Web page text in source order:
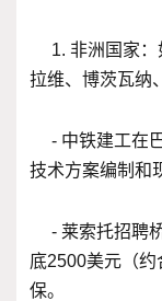
1. 非洲国家
拉维、博茨瓦纳
- 中铁建工在
技术方案编制和
- 莱索托招聘
底2500美元（
保。